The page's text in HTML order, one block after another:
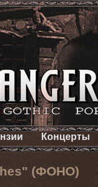
Концерты
(ФОНО)